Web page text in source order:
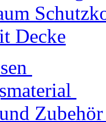
Decke
Zubehör